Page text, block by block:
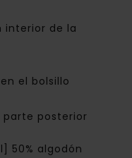
interior de la
el bolsillo
parte posterior
50% algodón